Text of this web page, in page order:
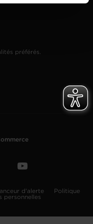
consulter notre
préférés.
d'alerte
Politique
personnelles